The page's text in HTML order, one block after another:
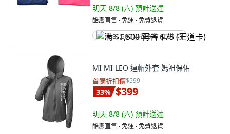
明天 8/8 (六) 預計送達
酷澎直售 ∙ 免運 ∙ 免費退貨
满 $1,500 再省 $75 (王道卡)
MI MI LEO 連帽外套 媽祖保佑
首購折扣價$599
33% $399
明天 8/8 (六) 預計送達
酷澎直售 ∙ 免運 ∙ 免費退貨